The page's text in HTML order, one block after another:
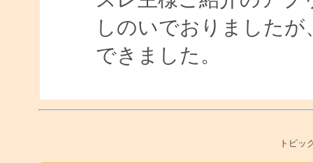
しのいでおりました
できました。
トピッ